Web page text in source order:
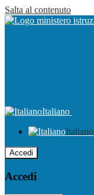
Salta al contenuto
Italiano
Italiano
Accedi
Accedi